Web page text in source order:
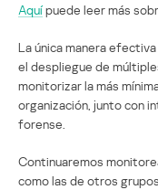
Aquípuede leer más
La única manera
el despliegue de
monitorizar la más
organización, junto con
forense.
Continuaremos
como las de otros